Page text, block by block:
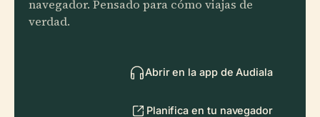
navegador. Pensado para cómo viajas de
verdad.
Abrir en la app de Audiala
Planifica en tu navegador